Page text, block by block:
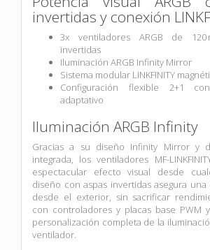
invertidas y conexión
3x ventiladores ARGB de 120
invertidas
Iluminación ARGB Infinity Mirror
Sistema modular LINKFINITY
Configuración flexible 2+1
adaptativo
Iluminación ARGB Infinity
Gracias a su diseño Infinity Mirror y
integrada, los ventiladores MF-
espectacular efecto visual desde
diseño con aspas invertidas asegura
desde el exterior, sin sacrificar
con controladores y placas base PWM
personalización completa de la
ventilador.